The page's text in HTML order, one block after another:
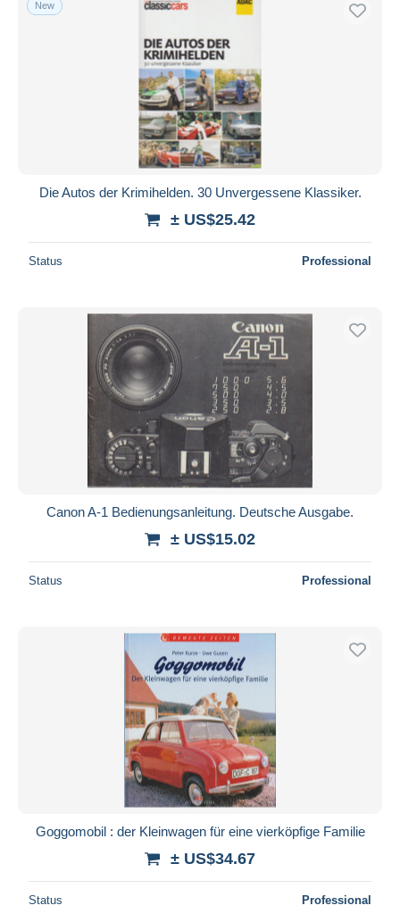
Free shipping
Payment methods
PayPal
Bank transfer
MasterCard
Bancontact
iDeal
Entire world
Submit
New
Die Autos der Krimihelden. 30 Unvergessene Klassiker.
± US$25.42
Status Professional
Canon A-1 Bedienungsanleitung. Deutsche Ausgabe.
± US$15.02
Status Professional
Goggomobil : der Kleinwagen für eine vierköpfige Familie
± US$34.67
Status Professional